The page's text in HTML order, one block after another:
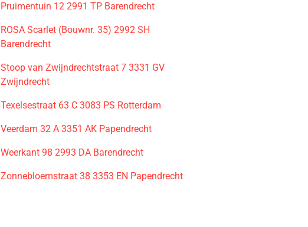
Pruimentuin 12 2991 TP Barendrecht
ROSA Scarlet (Bouwnr. 35) 2992 SH
Barendrecht
Stoop van Zwijndrechtstraat 7 3331 GV
Zwijndrecht
Texelsestraat 63 C 3083 PS Rotterdam
Veerdam 32 A 3351 AK Papendrecht
Weerkant 98 2993 DA Barendrecht
Zonnebloemstraat 38 3353 EN Papendrecht